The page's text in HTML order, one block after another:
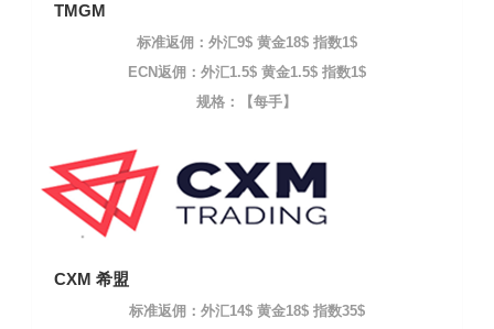
TMGM
标准返佣：外汇9$ 黄金18$ 指数1$
ECN返佣：外汇1.5$ 黄金1.5$ 指数1$
规格：【每手】
CXM 希盟
标准返佣：外汇14$ 黄金18$ 指数35$